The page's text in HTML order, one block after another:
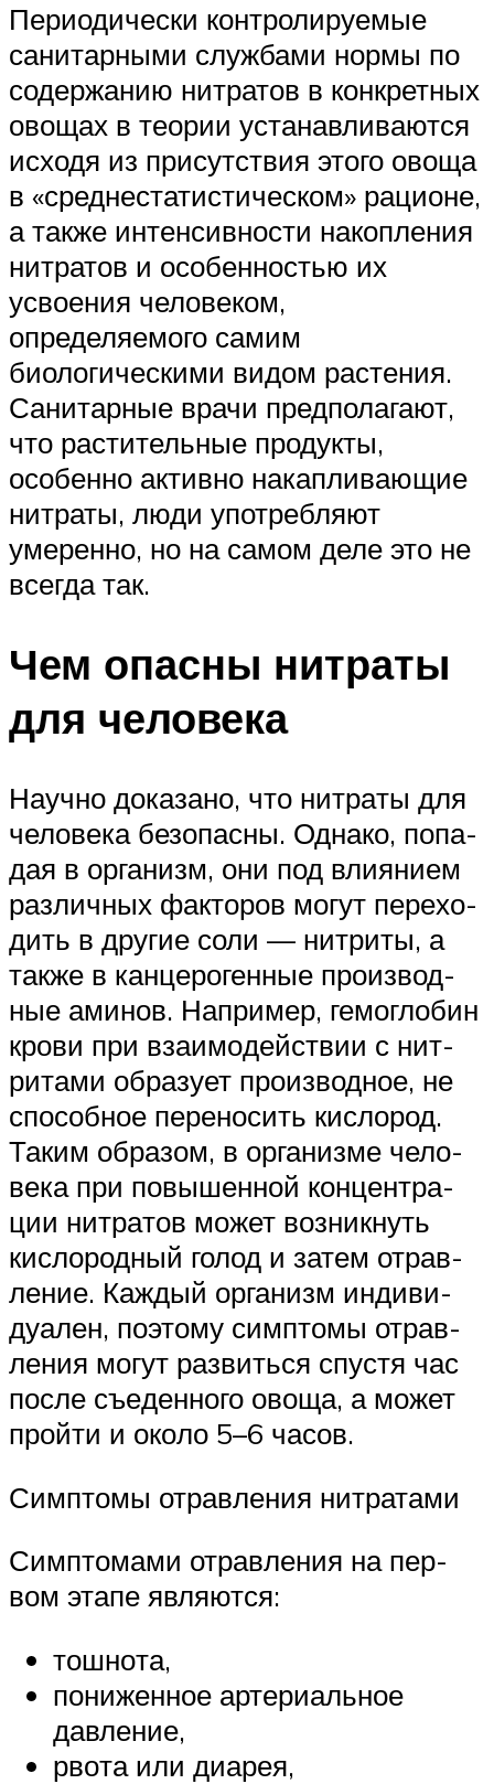
Периодически контролируемые
санитарными службами нормы по
содержанию нитратов в конкретных
овощах в теории устанавливаются
исходя из присутствия этого овоща
в «среднестатистическом» рационе,
а также интенсивности накопления
нитратов и особенностью их
усвоения человеком,
определяемого самим
биологическими видом растения.
Санитарные врачи предполагают,
что растительные продукты,
особенно активно накапливающие
нитраты, люди употребляют
умеренно, но на самом деле это не
всегда так.
Чем опасны нитраты
для человека
Науч­но дока­за­но, что нит­ра­ты для
чело­ве­ка без­опас­ны. Одна­ко, попа­
дая в орга­низм, они под вли­я­ни­ем
раз­лич­ных фак­то­ров могут пере­хо­
дить в дру­гие соли — нит­ри­ты, а
так­же в кан­це­ро­ген­ные про­из­вод­
ные ами­нов. Напри­мер, гемо­гло­бин
кро­ви при вза­и­мо­дей­ствии с нит­
ри­та­ми обра­зу­ет про­из­вод­ное, не
спо­соб­ное пере­но­сить кис­ло­род.
Таким обра­зом, в орга­низ­ме чело­
ве­ка при повы­шен­ной кон­цен­тра­
ции нит­ра­тов может воз­ник­нуть
кис­ло­род­ный голод и затем отрав­
ле­ние. Каж­дый орга­низм инди­ви­
дуа­лен, поэто­му симп­то­мы отрав­
ле­ния могут раз­вить­ся спу­стя час
после съе­ден­но­го ово­ща, а может
прой­ти и око­ло 5–6 часов.
Симп­то­мы отрав­ле­ния нитратами
Симп­то­ма­ми отрав­ле­ния на пер­
вом эта­пе являются:
тош­но­та,
пони­жен­ное арте­ри­аль­ное
давление,
рво­та или диарея,